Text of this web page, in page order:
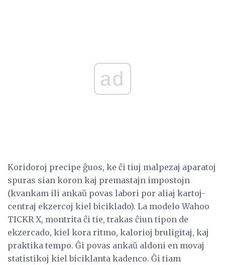
ad
Koridoroj precipe ĝuos, ke ĉi tiuj malpezaj aparatoj
spuras sian koron kaj premastajn impostojn
(kvankam ili ankaŭ povas labori por aliaj kartoj-
centraj ekzercoj kiel biciklado). La modelo Wahoo
TICKR X, montrita ĉi tie, trakas ĉiun tipon de
ekzercado, kiel kora ritmo, kalorioj bruligitaj, kaj
praktika tempo. Ĝi povas ankaŭ aldoni en movaj
statistikoj kiel biciklanta kadenco. Ĝi tiam